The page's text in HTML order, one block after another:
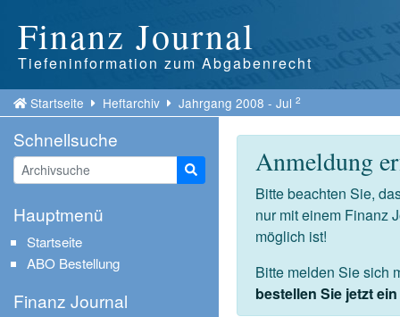
Finanz Journal
Tiefeninformation zum Abgabenrecht
Startseite Heftarchiv Jahrgang 2008 - Jul2
Anmeldung
Bitte beachten Sie,
nur mit einem Finanz
möglich ist!
Bitte melden Sie sich
bestellen Sie jetzt
Schnellsuche
Suche starten
Hauptmenü
Startseite
ABO Bestellung
Finanz Journal